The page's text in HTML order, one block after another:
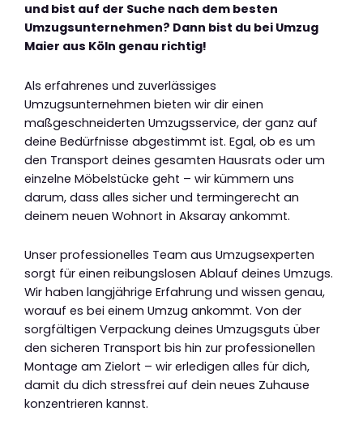
und bist auf der Suche nach dem besten
Umzugsunternehmen? Dann bist du bei Umzug
Maier aus Köln genau richtig!
Als erfahrenes und zuverlässiges
Umzugsunternehmen bieten wir dir einen
maßgeschneiderten Umzugsservice, der ganz auf
deine Bedürfnisse abgestimmt ist. Egal, ob es um
den Transport deines gesamten Hausrats oder um
einzelne Möbelstücke geht – wir kümmern uns
darum, dass alles sicher und termingerecht an
deinem neuen Wohnort in Aksaray ankommt.
Unser professionelles Team aus Umzugsexperten
sorgt für einen reibungslosen Ablauf deines Umzugs.
Wir haben langjährige Erfahrung und wissen genau,
worauf es bei einem Umzug ankommt. Von der
sorgfältigen Verpackung deines Umzugsguts über
den sicheren Transport bis hin zur professionellen
Montage am Zielort – wir erledigen alles für dich,
damit du dich stressfrei auf dein neues Zuhause
konzentrieren kannst.